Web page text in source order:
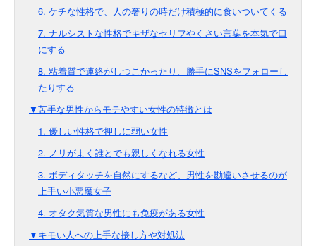
6. ケチな性格で、人の奢りの時だけ積極的に食いついてくる
7. ナルシストな性格でキザなセリフやくさい言葉を本気で口
にする
8. 粘着質で連絡がしつこかったり、勝手にSNSをフォローし
たりする
▼苦手な男性からモテやすい女性の特徴とは
1. 優しい性格で押しに弱い女性
2. ノリがよく誰とでも親しくなれる女性
3. ボディタッチを自然にするなど、男性を勘違いさせるのが
上手い小悪魔女子
4. オタク気質な男性にも免疫がある女性
▼キモい人への上手な接し方や対処法